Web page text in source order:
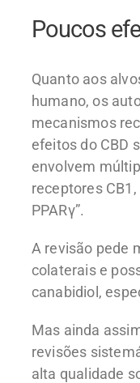
Poucos
Quanto aos
humano, os
mecanismos
efeitos do CBD
envolvem
receptores CB1,
PPARγ”.
A revisão pede
colaterais e
canabidiol,
Mas ainda
revisões
alta qualidade